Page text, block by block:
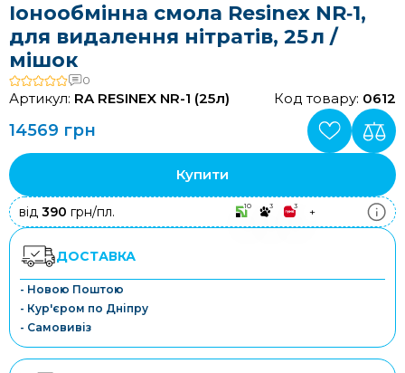
Іонообмінна смола Resinex NR‑1,
для видалення нітратів, 25 л /
мішок
0
Артикул: RA RESINEX NR-1 (25л) Код товару: 0612
14569 грн
Купити
від 390 грн/пл. 10 3 3 +
ДОСТАВКА
- Новою Поштою
- Кур'єром по Дніпру
- Самовивіз